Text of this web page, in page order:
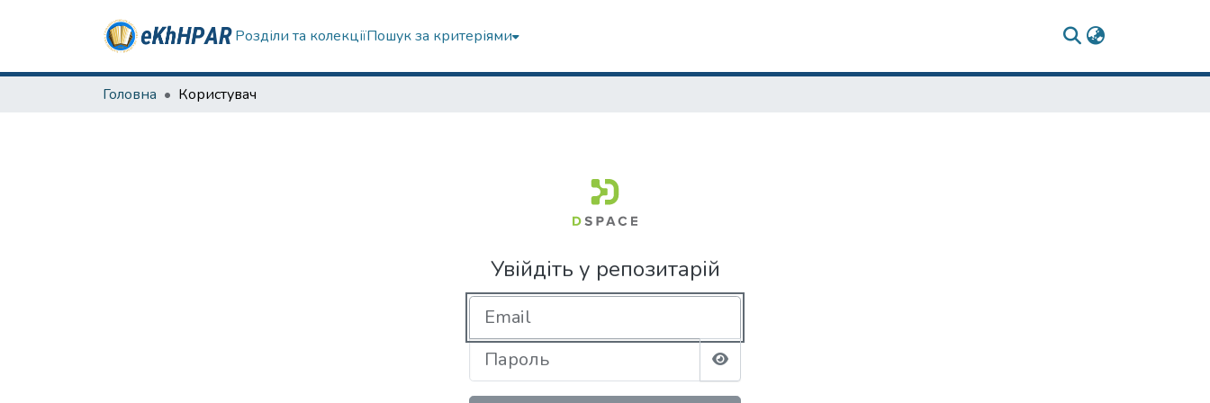
Розділи та колекціїПошук за критеріями
Головна Користувач
Увійдіть у репозитарій